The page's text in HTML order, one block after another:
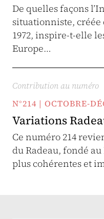
De quelles façons
situationniste, créée
1972, inspire-t-elle
Europe…
Contribution au numéro
N°214 | OCTOBRE-
Variations
Ce numéro 214
du Radeau, fondé
plus cohérentes et